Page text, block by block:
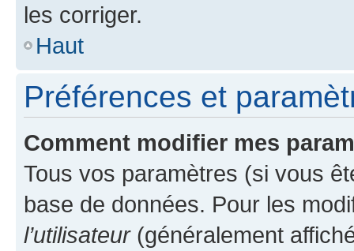
les corriger.
Haut
Préférences et
Comment modifier mes
Tous vos paramètres (si vous
base de données. Pour les
l’utilisateur(généralement